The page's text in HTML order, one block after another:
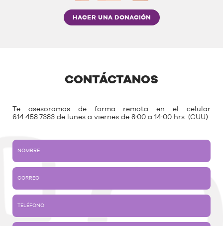
HACER UNA DONACIÓN
CONTÁCTANOS
Te asesoramos de forma remota en el celular
614.458.7383 de lunes a viernes de 8:00 a 14:00 hrs. (CUU)